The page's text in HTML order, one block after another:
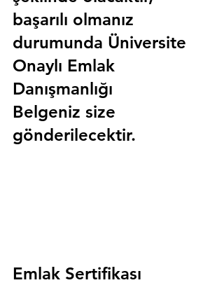
başarılı olmanız
durumunda Üniversite
Onaylı Emlak
Danışmanlığı
Belgeniz size
gönderilecektir.
Emlak Sertifikası